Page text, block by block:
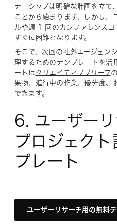
ナーシップは明確な計画を立て
ことから始まります。しかし、
ルや週 1 回のカンファレンス
すぐに困難となります。
そこで、次回の社外エージェン
理するためのテンプレートを活
ートは クリエイティブブリーフ
果物、進行中の作業、優先度、
できます。
6. ユーザー
プロジェクト
プレート
ユーザーリサーチ用の無料